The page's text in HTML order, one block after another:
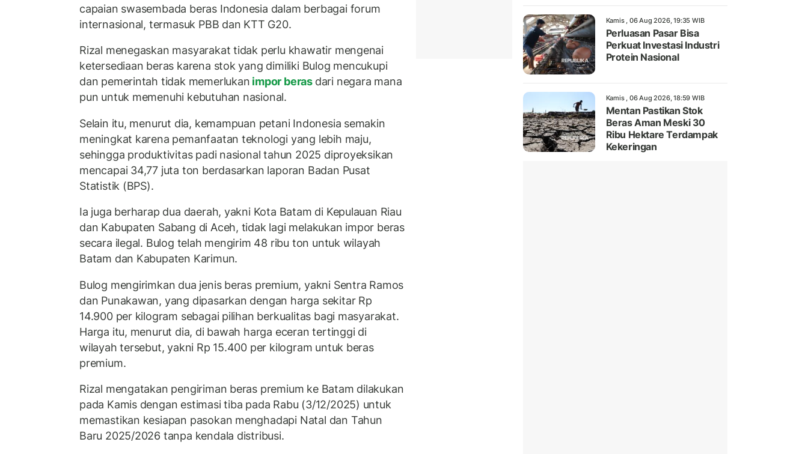
capaian swasembada beras Indonesia dalam berbagai forum
internasional, termasuk PBB dan KTT G20.
Rizal menegaskan masyarakat tidak perlu khawatir mengenai
ketersediaan beras karena stok yang dimiliki Bulog mencukupi
dan pemerintah tidak memerlukan impor beras dari negara mana
pun untuk memenuhi kebutuhan nasional.
Selain itu, menurut dia, kemampuan petani Indonesia semakin
meningkat karena pemanfaatan teknologi yang lebih maju,
sehingga produktivitas padi nasional tahun 2025 diproyeksikan
mencapai 34,77 juta ton berdasarkan laporan Badan Pusat
Statistik (BPS).
Ia juga berharap dua daerah, yakni Kota Batam di Kepulauan Riau
dan Kabupaten Sabang di Aceh, tidak lagi melakukan impor beras
secara ilegal. Bulog telah mengirim 48 ribu ton untuk wilayah
Batam dan Kabupaten Karimun.
Bulog mengirimkan dua jenis beras premium, yakni Sentra Ramos
dan Punakawan, yang dipasarkan dengan harga sekitar Rp
14.900 per kilogram sebagai pilihan berkualitas bagi masyarakat.
Harga itu, menurut dia, di bawah harga eceran tertinggi di
wilayah tersebut, yakni Rp 15.400 per kilogram untuk beras
premium.
Rizal mengatakan pengiriman beras premium ke Batam dilakukan
pada Kamis dengan estimasi tiba pada Rabu (3/12/2025) untuk
memastikan kesiapan pasokan menghadapi Natal dan Tahun
Baru 2025/2026 tanpa kendala distribusi.
Kamis , 06 Aug 2026, 19:35 WIB
Perluasan Pasar Bisa
Perkuat Investasi Industri
Protein Nasional
Kamis , 06 Aug 2026, 18:59 WIB
Mentan Pastikan Stok
Beras Aman Meski 30
Ribu Hektare Terdampak
Kekeringan